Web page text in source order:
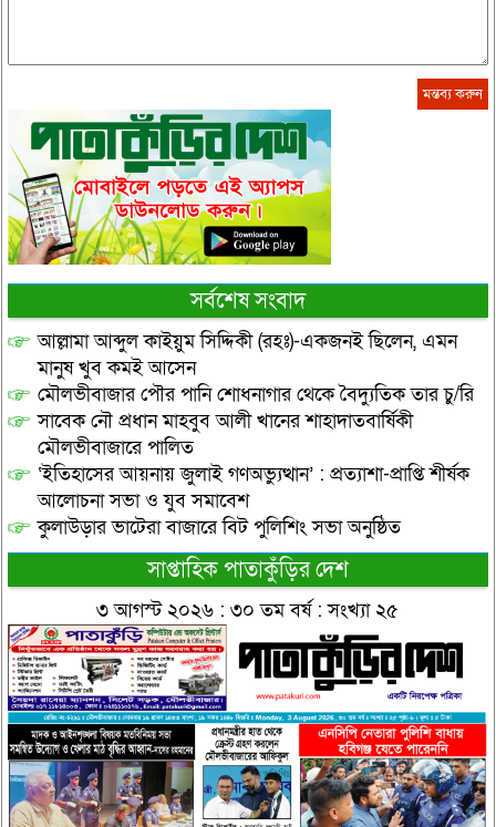
সর্বশেষ সংবাদ
আল্লামা আব্দুল কাইয়ুম সিদ্দিকী (রহঃ)-একজনই ছিলেন, এমন
মানুষ খুব কমই আসেন
মৌলভীবাজার পৌর পানি শোধনাগার থেকে বৈদ্যুতিক তার চু/রি
সাবেক নৌ প্রধান মাহবুব আলী খানের শাহাদাতবার্ষিকী
মৌলভীবাজারে পালিত
‘ইতিহাসের আয়নায় জুলাই গণঅভ্যুত্থান’ : প্রত্যাশা-প্রাপ্তি শীর্ষক
আলোচনা সভা ও যুব সমাবেশ
কুলাউড়ার ভাটেরা বাজারে বিট পুলিশিং সভা অনুষ্ঠিত
সাপ্তাহিক পাতাকুঁড়ির দেশ
৩ আগস্ট ২০২৬ : ৩০ তম বর্ষ : সংখ্যা ২৫